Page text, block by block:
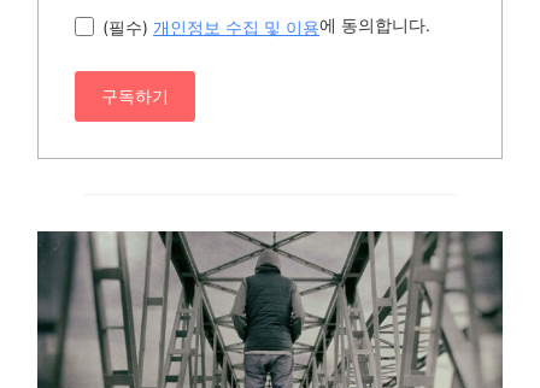
(필수) 개인정보 수집 및 이용에 동의합니다.
구독하기